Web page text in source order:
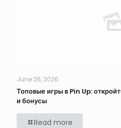
June 26, 2026
Топовые игры в Pin Up:
и бонусы
Read more